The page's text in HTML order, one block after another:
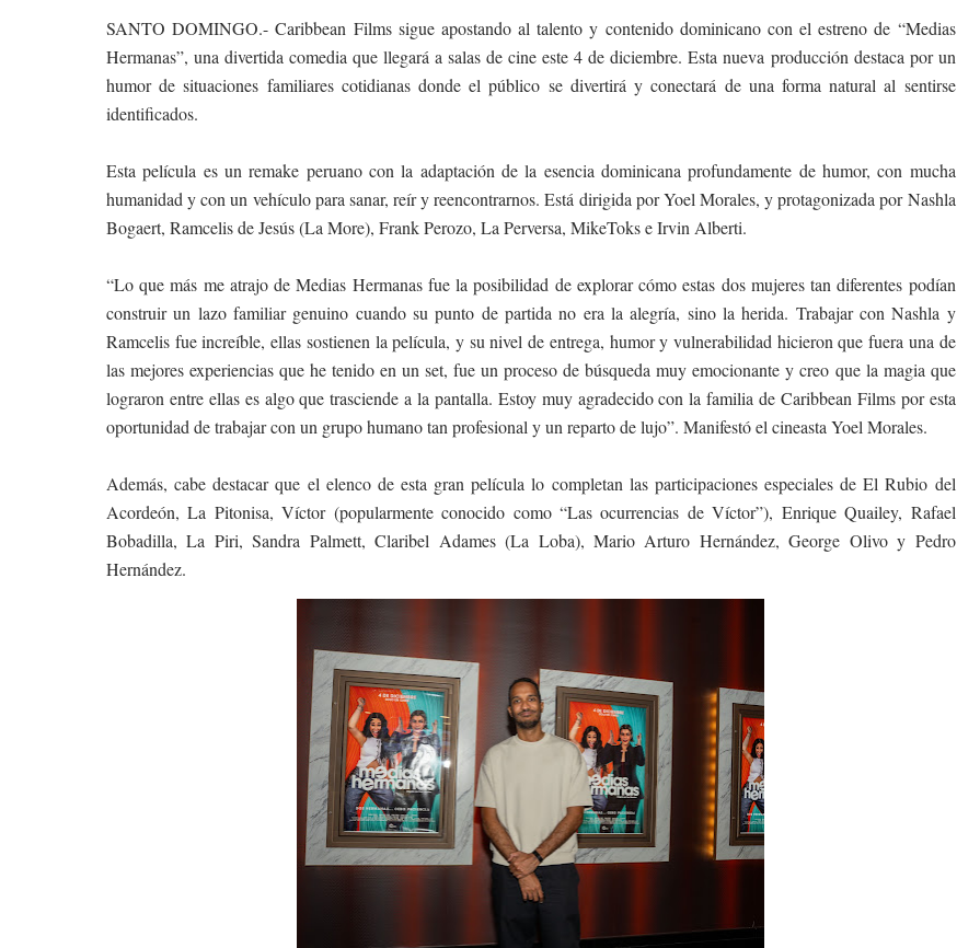
SANTO DOMINGO.- Caribbean Films sigue apostando al talento y contenido dominicano con el estreno de “Medias
Hermanas”, una divertida comedia que llegará a salas de cine este 4 de diciembre. Esta nueva producción destaca por un
humor de situaciones familiares cotidianas donde el público se divertirá y conectará de una forma natural al sentirse
identificados.
Esta película es un remake peruano con la adaptación de la esencia dominicana profundamente de humor, con mucha
humanidad y con un vehículo para sanar, reír y reencontrarnos. Está dirigida por Yoel Morales, y protagonizada por Nashla
Bogaert, Ramcelis de Jesús (La More), Frank Perozo, La Perversa, MikeToks e Irvin Alberti.
“Lo que más me atrajo de Medias Hermanas fue la posibilidad de explorar cómo estas dos mujeres tan diferentes podían
construir un lazo familiar genuino cuando su punto de partida no era la alegría, sino la herida. Trabajar con Nashla y
Ramcelis fue increíble, ellas sostienen la película, y su nivel de entrega, humor y vulnerabilidad hicieron que fuera una de
las mejores experiencias que he tenido en un set, fue un proceso de búsqueda muy emocionante y creo que la magia que
lograron entre ellas es algo que trasciende a la pantalla. Estoy muy agradecido con la familia de Caribbean Films por esta
oportunidad de trabajar con un grupo humano tan profesional y un reparto de lujo”. Manifestó el cineasta Yoel Morales.
Además, cabe destacar que el elenco de esta gran película lo completan las participaciones especiales de El Rubio del
Acordeón, La Pitonisa, Víctor (popularmente conocido como “Las ocurrencias de Víctor”), Enrique Quailey, Rafael
Bobadilla, La Piri, Sandra Palmett, Claribel Adames (La Loba), Mario Arturo Hernández, George Olivo y Pedro
Hernández.